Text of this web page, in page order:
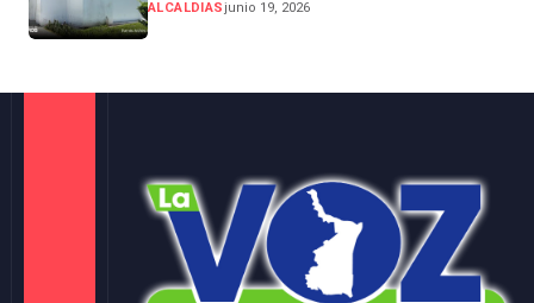
ALCALDIASjunio 19, 2026